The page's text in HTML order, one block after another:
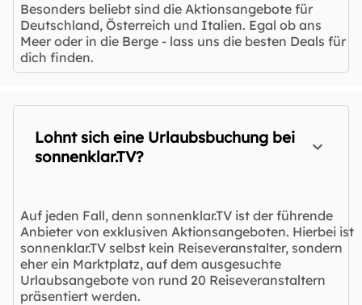
Besonders beliebt sind die Aktionsangebote für
Deutschland, Österreich und Italien. Egal ob ans
Meer oder in die Berge - lass uns die besten Deals für
dich finden.
Lohnt sich eine Urlaubsbuchung bei
sonnenklar.TV?
Auf jeden Fall, denn sonnenklar.TV ist der führende
Anbieter von exklusiven Aktionsangeboten. Hierbei ist
sonnenklar.TV selbst kein Reiseveranstalter, sondern
eher ein Marktplatz, auf dem ausgesuchte
Urlaubsangebote von rund 20 Reiseveranstaltern
präsentiert werden.